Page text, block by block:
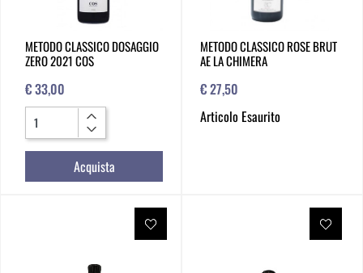
METODO CLASSICO DOSAGGIO
ZERO 2021 COS
€ 33,00
Quantità
Acquista
METODO CLASSICO ROSE BRUT
AE LA CHIMERA
€ 27,50
Articolo Esaurito